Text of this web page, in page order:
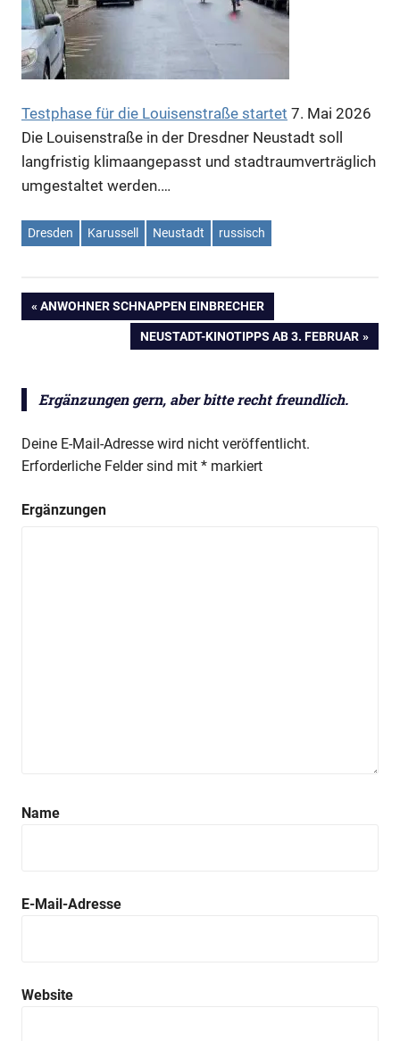
Testphase für die Louisenstraße startet 7. Mai 2026
Die Louisenstraße in der Dresdner Neustadt soll
langfristig klimaangepasst und stadtraumverträglich
umgestaltet werden.…
Dresden Karussell Neustadt russisch
Beitragsnavigation
VORHERIGER
ANWOHNER SCHNAPPEN EINBRECHER
NÄCHSTER
NEUSTADT-KINOTIPPS AB 3. FEBRUAR
Ergänzungen gern, aber bitte recht freundlich.
Deine E-Mail-Adresse wird nicht veröffentlicht.
Erforderliche Felder sind mit * markiert
Ergänzungen
Name
E-Mail-Adresse
Website